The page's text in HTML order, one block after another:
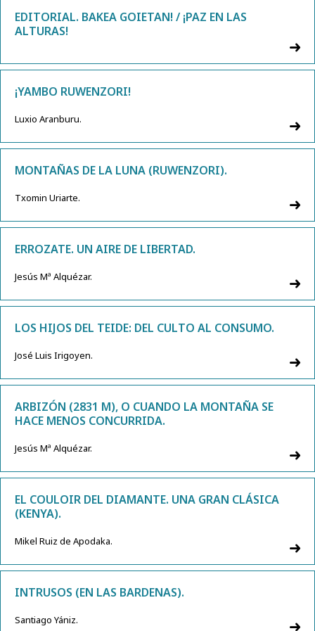
EDITORIAL. BAKEA GOIETAN! / ¡PAZ EN LAS
ALTURAS!
¡YAMBO RUWENZORI!
Luxio Aranburu.
MONTAÑAS DE LA LUNA (RUWENZORI).
Txomin Uriarte.
ERROZATE. UN AIRE DE LIBERTAD.
Jesús Mª Alquézar.
LOS HIJOS DEL TEIDE: DEL CULTO AL CONSUMO.
José Luis Irigoyen.
ARBIZÓN (2831 M), O CUANDO LA MONTAÑA SE
HACE MENOS CONCURRIDA.
Jesús Mª Alquézar.
EL COULOIR DEL DIAMANTE. UNA GRAN CLÁSICA
(KENYA).
Mikel Ruiz de Apodaka.
INTRUSOS (EN LAS BARDENAS).
Santiago Yániz.